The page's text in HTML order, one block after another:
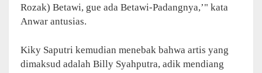
Rozak) Betawi, gue ada Betawi-Padangnya,’" kata
Anwar antusias.
Kiky Saputri kemudian menebak bahwa artis yang
dimaksud adalah Billy Syahputra, adik mendiang